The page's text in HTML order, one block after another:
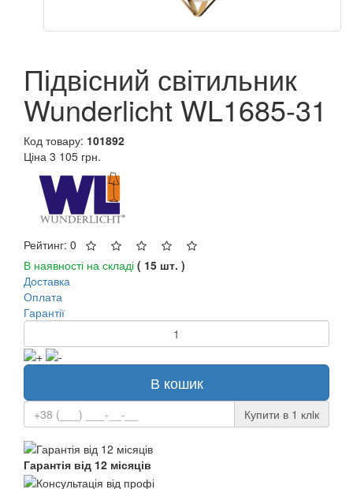
Підвісний світильник
Wunderlicht WL1685-31
Код товару: 101892
Ціна 3 105 грн.
Рейтинг: 0
В наявності на складі ( 15 шт. )
Доставка
Оплата
Гарантії
В кошик
Купити в 1 клiк
Гарантія від 12 місяців